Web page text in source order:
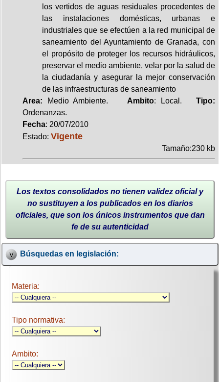
los vertidos de aguas residuales procedentes de
las instalaciones domésticas, urbanas e
industriales que se efectúen a la red municipal de
saneamiento del Ayuntamiento de Granada, con
el propósito de proteger los recursos hidráulicos,
preservar el medio ambiente, velar por la salud de
la ciudadanía y asegurar la mejor conservación
de las infraestructuras de saneamiento
Area: Medio Ambiente. Ambito: Local.Tipo:
Ordenanzas.
Fecha: 20/07/2010
Estado: Vigente
Tamaño:230 kb
Los textos consolidados no tienen validez oficial y
no sustituyen a los publicados en los diarios
oficiales, que son los únicos instrumentos que dan
fe de su autenticidad
Búsquedas en legislación:
Materia:
Tipo normativa:
Ambito: